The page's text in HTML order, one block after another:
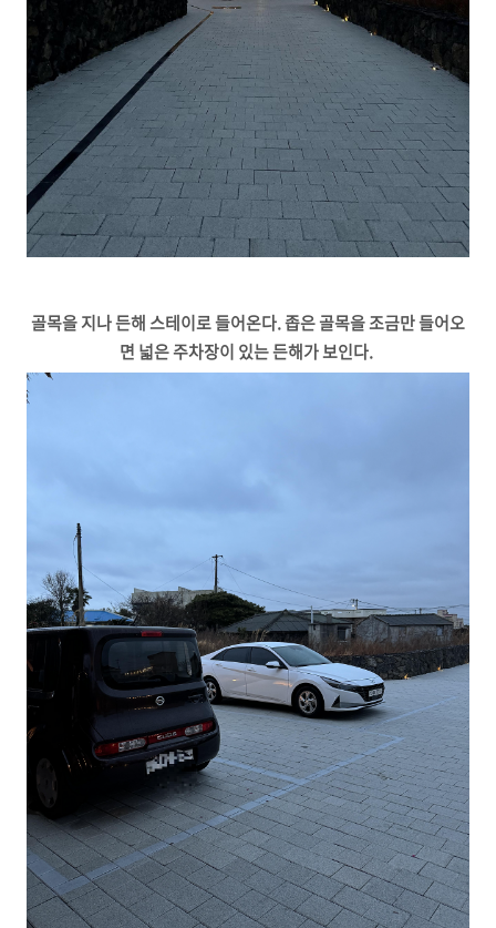
골목을 지나 든해 스테이로 들어온다. 좁은 골목을 조금만 들어오
면 넓은 주차장이 있는 든해가 보인다.